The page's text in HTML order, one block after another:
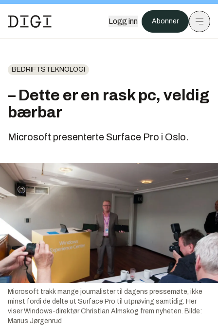
Logg inn Abonner
BEDRIFTSTEKNOLOGI
– Dette er en rask pc, veldig
bærbar
Microsoft presenterte Surface Pro i Oslo.
Microsoft trakk mange journalister til dagens pressemøte, ikke
minst fordi de delte ut Surface Pro til utprøving samtidig. Her
viser Windows-direktør Christian Almskog frem nyheten. Bilde:
Marius Jørgenrud